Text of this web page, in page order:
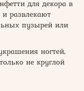
для декора в
развлекают
пузырей или
ногтей,
не круглой